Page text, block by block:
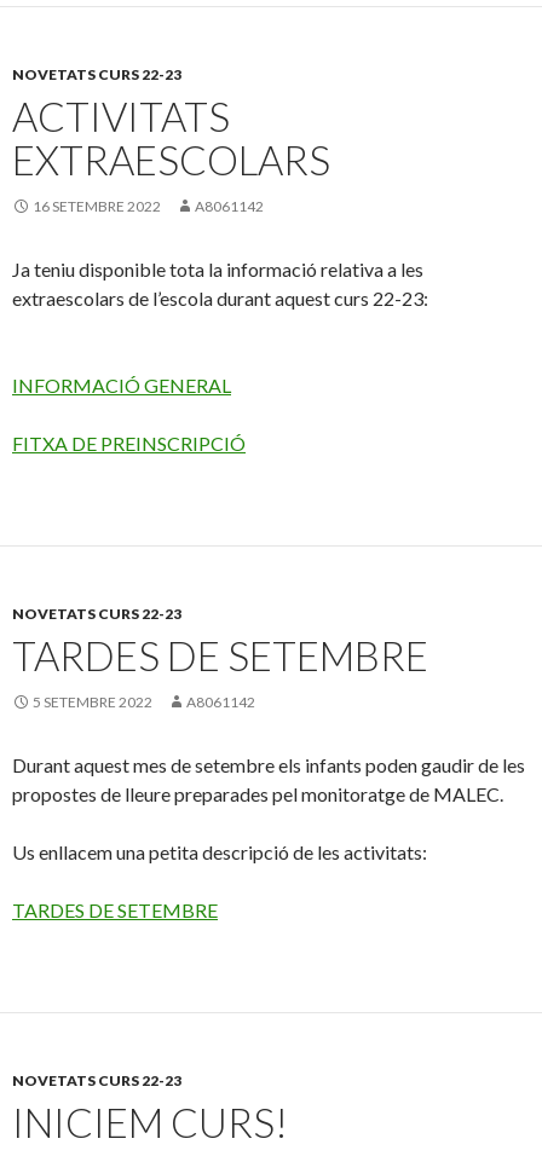
NOVETATS CURS 22-23
ACTIVITATS
EXTRAESCOLARS
16 SETEMBRE 2022 A8061142
Ja teniu disponible tota la informació relativa a les
extraescolars de l’escola durant aquest curs 22-23:
INFORMACIÓ GENERAL
FITXA DE PREINSCRIPCIÓ
NOVETATS CURS 22-23
TARDES DE SETEMBRE
5 SETEMBRE 2022 A8061142
Durant aquest mes de setembre els infants poden gaudir de les
propostes de lleure preparades pel monitoratge de MALEC.
Us enllacem una petita descripció de les activitats:
TARDES DE SETEMBRE
NOVETATS CURS 22-23
INICIEM CURS!